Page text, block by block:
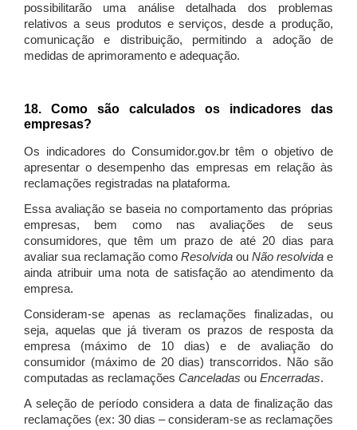
possibilitarão uma análise detalhada dos problemas
relativos a seus produtos e serviços, desde a produção,
comunicação e distribuição, permitindo a adoção de
medidas de aprimoramento e adequação.
18. Como são calculados os indicadores das
empresas?
Os indicadores do Consumidor.gov.br têm o objetivo de
apresentar o desempenho das empresas em relação às
reclamações registradas na plataforma.
Essa avaliação se baseia no comportamento das próprias
empresas, bem como nas avaliações de seus
consumidores, que têm um prazo de até 20 dias para
avaliar sua reclamação como Resolvida ou Não resolvida e
ainda atribuir uma nota de satisfação ao atendimento da
empresa.
Consideram-se apenas as reclamações finalizadas, ou
seja, aquelas que já tiveram os prazos de resposta da
empresa (máximo de 10 dias) e de avaliação do
consumidor (máximo de 20 dias) transcorridos. Não são
computadas as reclamações Canceladas ou Encerradas.
A seleção de período considera a data de finalização das
reclamações (ex: 30 dias – consideram-se as reclamações